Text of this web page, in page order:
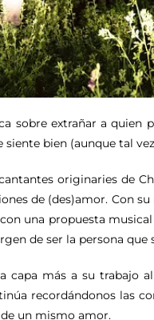
sobre extrañar a
siente bien (aunque tal
originaries de
de (des)amor. Con
una propuesta
de ser la persona
capa más a su trabajo
recordándonos las
un mismo amor.